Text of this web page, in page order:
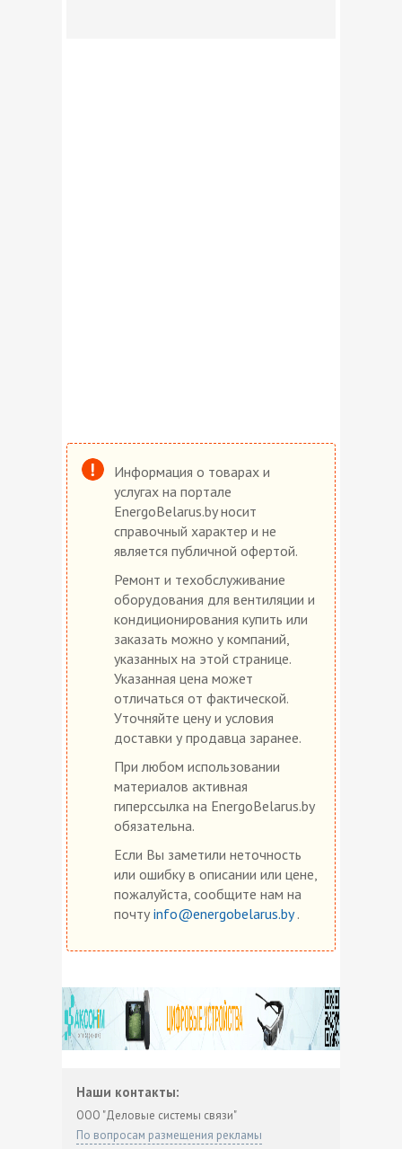
Информация о товарах и
услугах на портале
EnergoBelarus.by носит
справочный характер и не
является публичной офертой.
Ремонт и техобслуживание
оборудования для вентиляции и
кондиционирования купить или
заказать можно у компаний,
указанных на этой странице.
Указанная цена может
отличаться от фактической.
Уточняйте цену и условия
доставки у продавца заранее.
При любом использовании
материалов активная
гиперссылка на EnergoBelarus.by
обязательна.
Если Вы заметили неточность
или ошибку в описании или цене,
пожалуйста, сообщите нам на
почту info@energobelarus.by.
Наши контакты:
ООО "Деловые системы связи"
По вопросам размещения рекламы